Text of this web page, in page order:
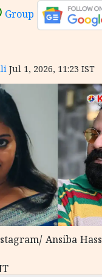
Group
Jul 1, 2026, 11:23 IST
Ansiba